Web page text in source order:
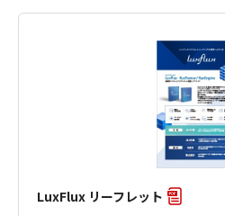
LuxFlux リーフレット